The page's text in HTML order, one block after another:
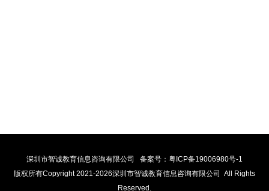
深圳市智诚教育信息咨询有限公司 备案号： 粤ICP备19006980号-1
版权所有Copyright 2021-2026深圳市智诚教育信息咨询有限公司 All Rights
Reserved.